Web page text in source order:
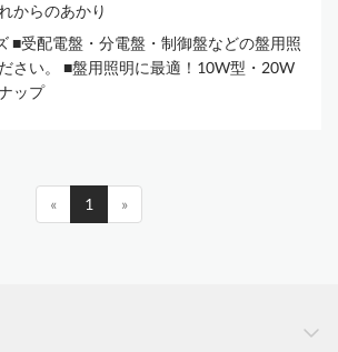
からのあかり
■受配電盤・分電盤・制御盤などの盤用照
さい。 ■盤用照明に最適！10W型・20W
ップ
« 1 »